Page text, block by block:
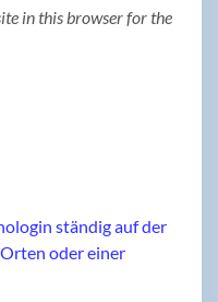
in this browser for the